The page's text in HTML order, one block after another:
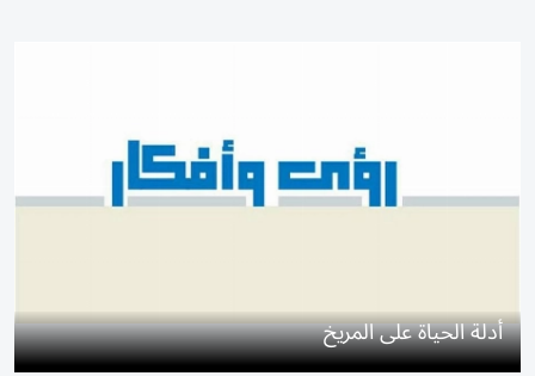
أدلة الحياة على المريخ